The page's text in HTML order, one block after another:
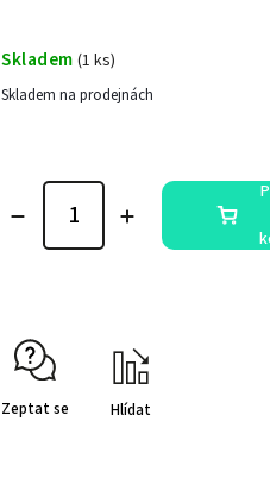
Skladem (1 ks)
Skladem na prodejnách
Zeptat se Hlídat